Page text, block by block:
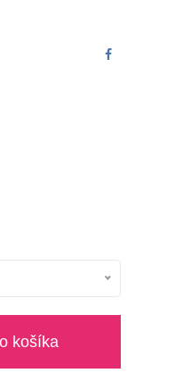
košíka